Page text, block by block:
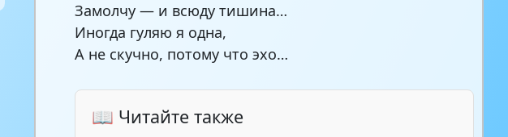
Замолчу — и всюду тишина…
Иногда гуляю я одна,
А не скучно, потому что эхо…
📖 Читайте также